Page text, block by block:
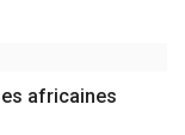
africaines